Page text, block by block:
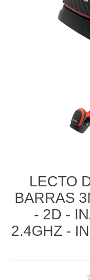
LECTO
BARRAS
- 2D -
2.4GHZ -